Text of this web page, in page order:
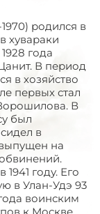
родился в
хувараки
года
В период
в хозяйство
первых стал
В
был
в
на
году. Его
в Улан-Удэ 93
воинским
к Москве.